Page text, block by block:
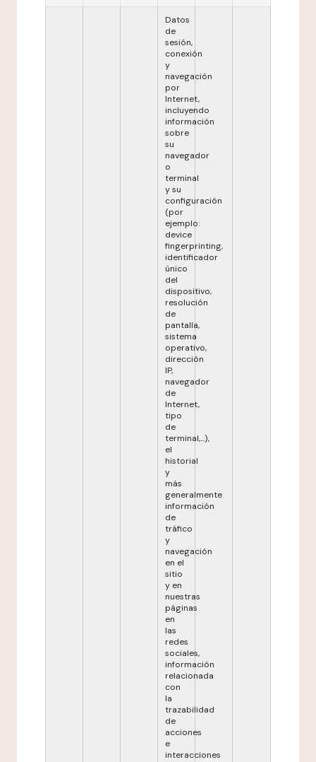
Datos
de
sesión,
conexión
y
navegación
por
Internet,
incluyendo
información
sobre
su
navegador
o
terminal
y su
configuración
(por
ejemplo:
device
fingerprinting,
identificador
único
del
dispositivo,
resolución
de
pantalla,
sistema
operativo,
dirección
IP,
navegador
de
Internet,
tipo
de
terminal,...),
el
historial
y
más
generalmente
información
de
tráfico
y
navegación
en el
sitio
y en
nuestras
páginas
en
las
redes
sociales,
información
relacionada
con
la
trazabilidad
de
acciones
e
interacciones